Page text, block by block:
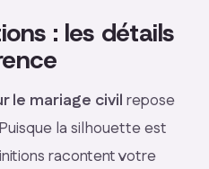
: les détails
le mariage civil repose
la silhouette est
racontent votre